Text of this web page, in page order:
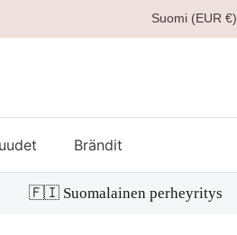
Suomi (EUR €)
Brändit
🇫🇮 Suomalainen perheyritys